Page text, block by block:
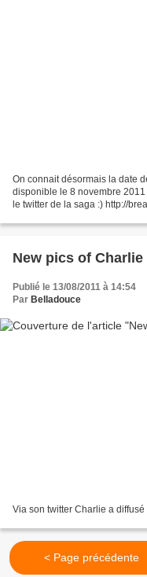
On connait désormais la date
disponible le 8 novembre
le twitter de la saga :) http://
New pics of Charlie
Publié le 13/08/2011 à 14:54
Par Belladouce
Via son twitter Charlie a
< Page précédente